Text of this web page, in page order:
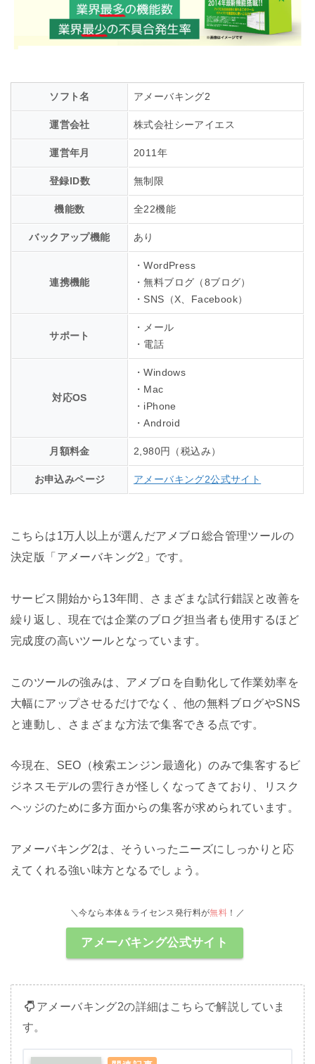
ソフト名 アメーバキング2
運営会社 株式会社シーアイエス
運営年月 2011年
登録ID数 無制限
機能数 全22機能
バックアップ機能 あり
連携機能
・WordPress
・無料ブログ（8ブログ）
・SNS（X、Facebook）
サポート
・メール
・電話
対応OS
・Windows
・Mac
・iPhone
・Android
月額料金 2,980円（税込み）
お申込みページ アメーバキング2公式サイト
こちらは1万人以上が選んだアメブロ総合管理ツールの
決定版「アメーバキング2」です。
サービス開始から13年間、さまざまな試行錯誤と改善を
繰り返し、現在では企業のブログ担当者も使用するほど
完成度の高いツールとなっています。
このツールの強みは、アメブロを自動化して作業効率を
大幅にアップさせるだけでなく、他の無料ブログやSNS
と連動し、さまざまな方法で集客できる点です。
今現在、SEO（検索エンジン最適化）のみで集客するビ
ジネスモデルの雲行きが怪しくなってきており、リスク
ヘッジのために多方面からの集客が求められています。
アメーバキング2は、そういったニーズにしっかりと応
えてくれる強い味方となるでしょう。
＼今なら本体＆ライセンス発行料が無料 ！／
アメーバキング公式サイト
アメーバキング2の詳細はこちらで解説していま
す。